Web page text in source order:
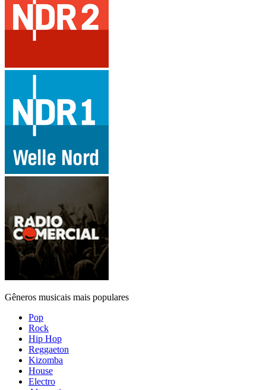
Gêneros musicais mais populares
Pop
Rock
Hip Hop
Reggaeton
Kizomba
House
Electro